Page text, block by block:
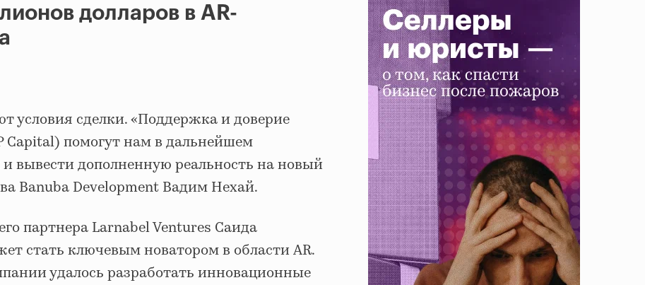
долларов в AR-
условия сделки. «Поддержка и доверие
Capital) помогут нам в дальнейшем
и вывести дополненную реальность на новый
Banuba Development Вадим Нехай.
партнера Larnabel Ventures Саида
стать ключевым новатором в области AR.
удалось разработать инновационные